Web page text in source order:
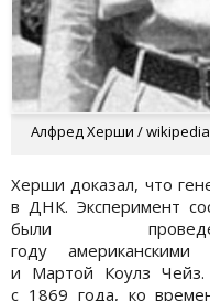
Алфред Херши /
Херши доказал, что
в ДНК. Эксперимент
были
году
и Мартой Коулз
с 1869 года, ко